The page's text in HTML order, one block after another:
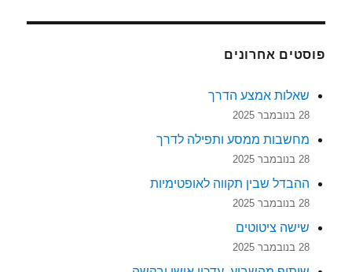
פוסטים אחרונים
שאלות אמצע הדרך
28 בנובמבר 2025
מחשבות ממסע ותפילה לדרך
28 בנובמבר 2025
ההבדל שבין תקווה לאופטימיות
28 בנובמבר 2025
שישה ציטוטים
28 בנובמבר 2025